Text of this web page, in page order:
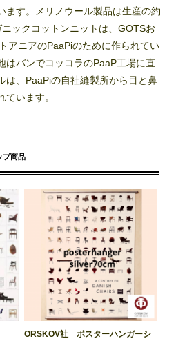
ます。メリノウール製品は生産の約
ックコットンニットは、GOTSお
アニアのPaaPiのために作られてい
はバンでコッコラのPaaP工場に直
は、PaaPiの自社縫製所から目と鼻
います。
プ商品
ORSKOV社 ポスターハンガーシ